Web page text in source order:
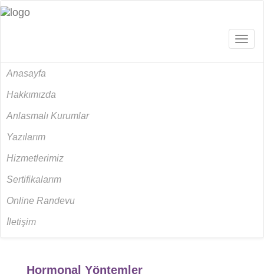
Açılır
Menü
Anasayfa
Hakkımızda
Anlasmalı Kurumlar
Yazılarım
Hizmetlerimiz
Sertifikalarım
Online Randevu
İletişim
Hormonal Yöntemler